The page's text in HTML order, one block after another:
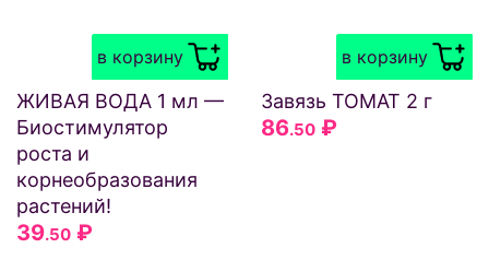
в корзину
ЖИВАЯ ВОДА 1 мл —
Биостимулятор
роста и
корнеобразования
растений!
39.50 ₽
в корзину
Завязь ТОМАТ 2 г
86.50 ₽